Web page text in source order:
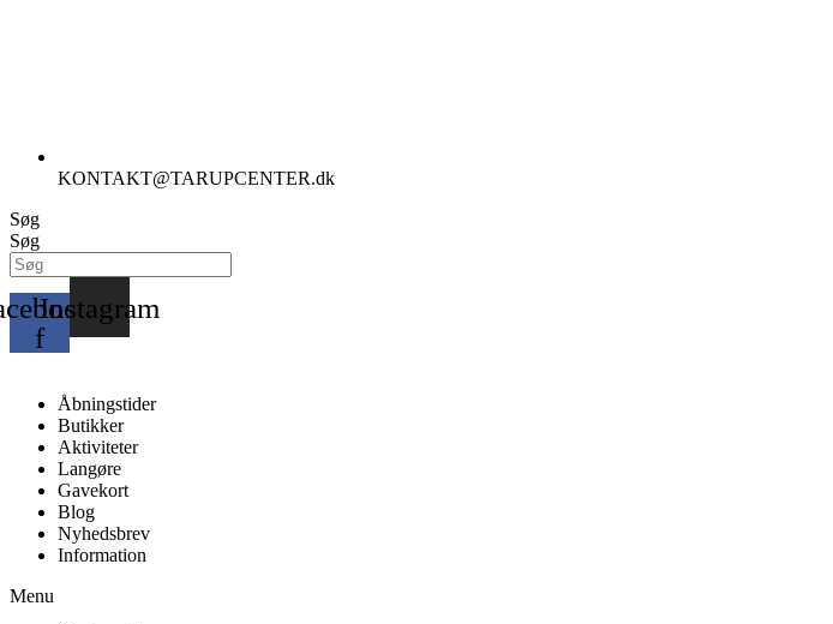
KONTAKT@TARUPCENTER.dk
Søg
Søg
f
Instagram
Åbningstider
Butikker
Aktiviteter
Langøre
Gavekort
Blog
Nyhedsbrev
Information
Menu